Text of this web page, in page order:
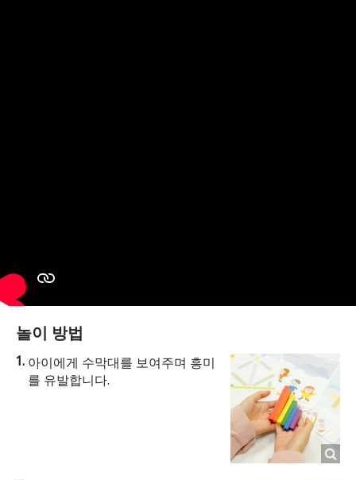
놀이 방법
아이에게 수막대를 보여주며 흥미
를 유발합니다.